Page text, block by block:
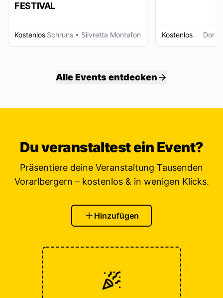
FESTIVAL
Kostenlos Schruns • Silvretta Montafon Kostenlos
Alle Events entdecken
Du veranstaltest ein Event?
Präsentiere deine Veranstaltung Tausenden
Vorarlbergern – kostenlos & in wenigen Klicks.
Hinzufügen